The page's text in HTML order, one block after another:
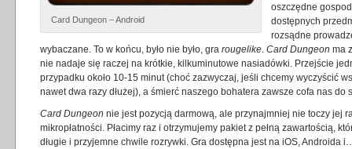
Card Dungeon – Android
oszczędne
dostępnych
rozsądne
wybaczane. To w końcu, było nie było, gra rougelike. Card Dungeon ma
nie nadaje się raczej na krótkie, kilkuminutowe nasiadówki. Przejście
przypadku około 10-15 minut (choć zazwyczaj, jeśli chcemy wyczyścić
nawet dwa razy dłużej), a śmierć naszego bohatera zawsze cofa nas do
Card Dungeon nie jest pozycją darmową, ale przynajmniej nie toczy jej
mikropłatności. Płacimy raz i otrzymujemy pakiet z pełną zawartością,
długie i przyjemne chwile rozrywki. Gra dostępna jest na iOS,